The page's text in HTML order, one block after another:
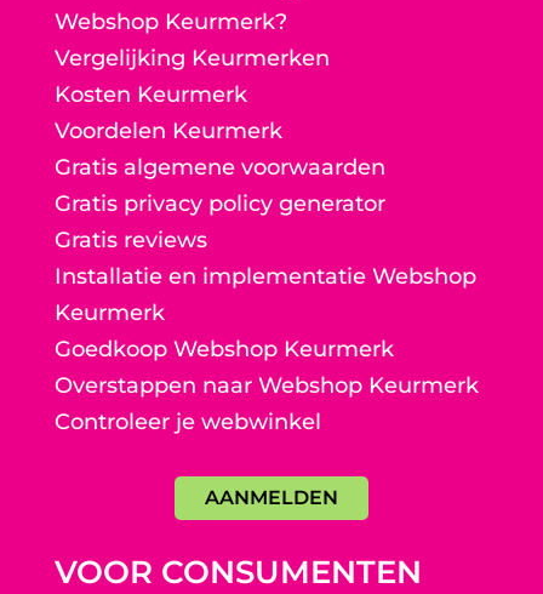
Webshop Keurmerk?
Vergelijking Keurmerken
Kosten Keurmerk
Voordelen Keurmerk
Gratis algemene voorwaarden
Gratis privacy policy generator
Gratis reviews
Installatie en implementatie Webshop
Keurmerk
Goedkoop Webshop Keurmerk
Overstappen naar Webshop Keurmerk
Controleer je webwinkel
AANMELDEN
VOOR CONSUMENTEN